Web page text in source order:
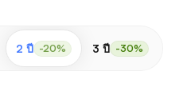
2 ปี -20% 3 ปี -30%